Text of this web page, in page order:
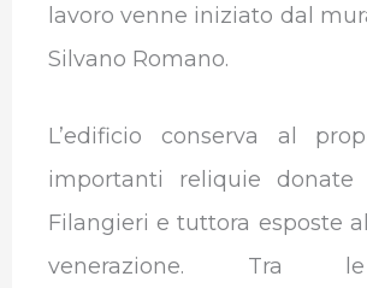
lavoro venne iniziato dal
Silvano Romano.
L’edificio conserva al
importanti reliquie donate
Filangieri e tuttora esposte
venerazione. Tra